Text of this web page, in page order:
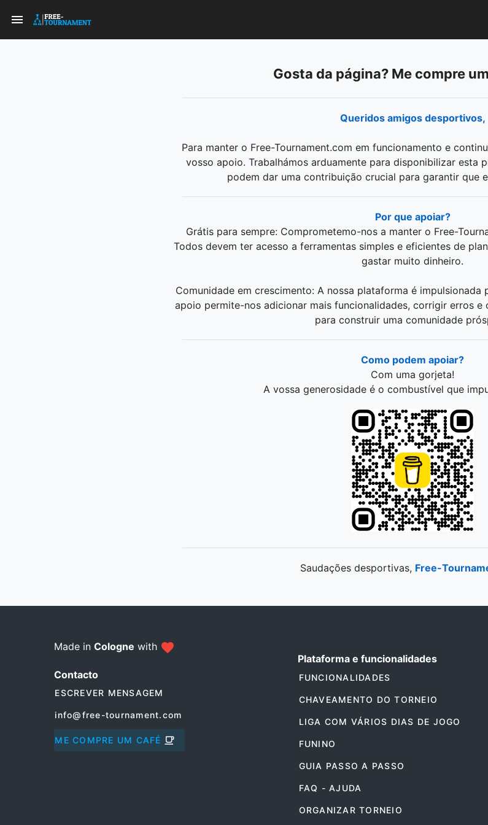
Gosta da página? Me compre um
Queridos amigos desportivos,
Para manter o Free-Tournament.com em funcionamento e
vosso apoio. Trabalhámos arduamente para disponibilizar esta
podem dar uma contribuição crucial para garantir que
Por que apoiar?
Grátis para sempre: Comprometemo-nos a manter o Free-
Todos devem ter acesso a ferramentas simples e eficientes de
gastar muito dinheiro.
Comunidade em crescimento: A nossa plataforma é impulsionada
apoio permite-nos adicionar mais funcionalidades, corrigir erros
para construir uma comunidade
Como podem apoiar?
Com uma gorjeta!
A vossa generosidade é o combustível que
Saudações desportivas, Free-
Made in Cologne with
Contacto
ESCREVER MENSAGEM
info@free-tournament.com
ME COMPRE UM CAFÉ
Plataforma e funcionalidades
FUNCIONALIDADES
CHAVEAMENTO DO TORNEIO
LIGA COM VÁRIOS DIAS DE JOGO
FUNINO
GUIA PASSO A PASSO
FAQ - AJUDA
ORGANIZAR TORNEIO